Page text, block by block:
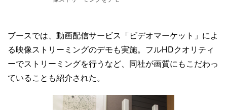
ブースでは、動画配信サービス「ビデオマーケット」によ
る映像ストリーミングのデモも実施。フルHDクオリティ
ーでストリーミングを行うなど、同社が画質にもこだわっ
ていることも紹介された。